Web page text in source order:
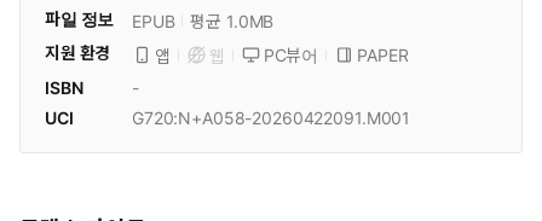
파일 정보
EPUB
평균 1.0MB
지원 환경
앱 웹 PC뷰어
PAPER
ISBN
-
UCI
G720:N+A058-20260422091.M001